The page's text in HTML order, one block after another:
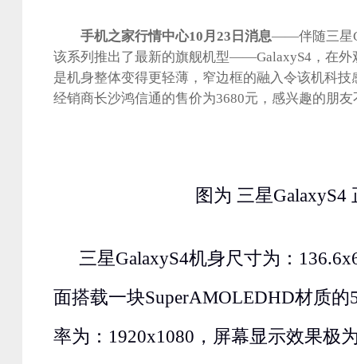
手机之家行情中心10月23日消息——伴随三星
该系列推出了最新的旗舰机型——GalaxyS4，在外
是机身整体变得更轻薄，窄边框的融入令该机科
经销商长沙鸿信通的售价为3680元，感兴趣的朋
图为 三星GalaxyS4
三星GalaxyS4机身尺寸为：
面搭载一块SuperAMOLEDHD材质
率为：1920x1080，屏幕显示效果极